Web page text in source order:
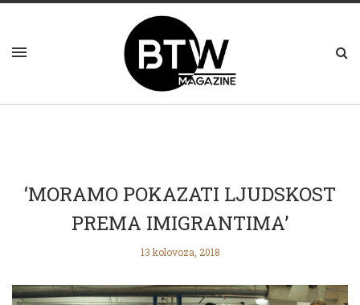
‘MORAMO POKAZATI LJUDSKOST
PREMA IMIGRANTIMA’
13 kolovoza, 2018